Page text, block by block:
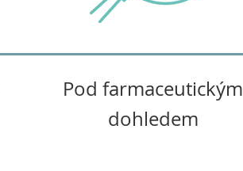
Pod farmaceutickým
dohledem